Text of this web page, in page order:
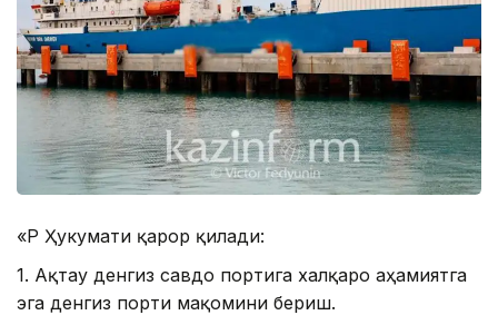
«ҚР Ҳукумати қарор қилади:
1. Ақтау денгиз савдо портига халқаро аҳамиятга
эга денгиз порти мақомини бериш.